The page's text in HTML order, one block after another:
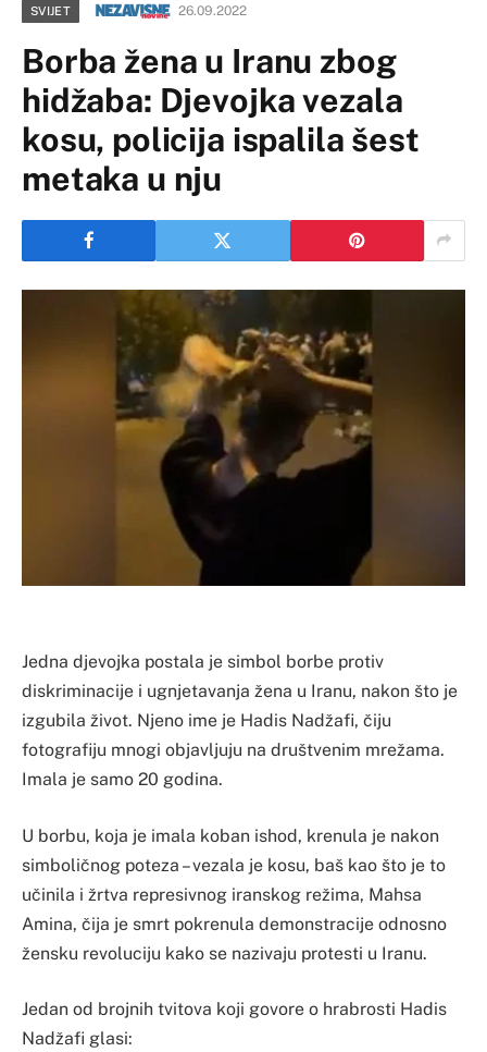
SVIJET 26.09.2022
Borba žena u Iranu zbog
hidžaba: Djevojka vezala
kosu, policija ispalila šest
metaka u nju
Jedna djevojka postala je simbol borbe protiv
diskriminacije i ugnjetavanja žena u Iranu, nakon što je
izgubila život. Njeno ime je Hadis Nadžafi, čiju
fotografiju mnogi objavljuju na društvenim mrežama.
Imala je samo 20 godina.
U borbu, koja je imala koban ishod, krenula je nakon
simboličnog poteza – vezala je kosu, baš kao što je to
učinila i žrtva represivnog iranskog režima, Mahsa
Amina, čija je smrt pokrenula demonstracije odnosno
žensku revoluciju kako se nazivaju protesti u Iranu.
Jedan od brojnih tvitova koji govore o hrabrosti Hadis
Nadžafi glasi: